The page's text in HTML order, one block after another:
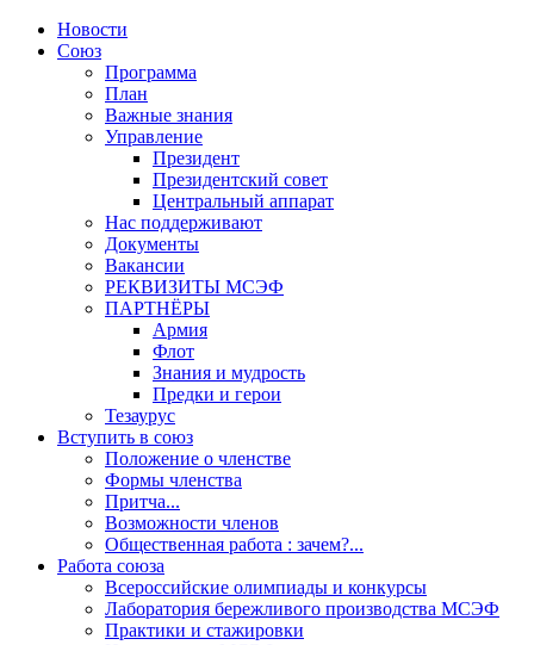
Новости
Союз
Программа
План
Важные знания
Управление
Президент
Президентский совет
Центральный аппарат
Нас поддерживают
Документы
Вакансии
РЕКВИЗИТЫ МСЭФ
ПАРТНЁРЫ
Армия
Флот
Знания и мудрость
Предки и герои
Тезаурус
Вступить в союз
Положение о членстве
Формы членства
Притча...
Возможности членов
Общественная работа : зачем?...
Работа союза
Всероссийские олимпиады и конкурсы
Лаборатория бережливого производства МСЭФ
Практики и стажировки